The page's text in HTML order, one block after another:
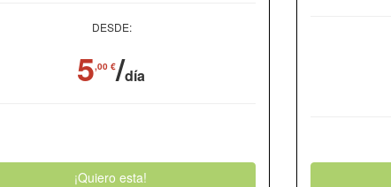
DESDE:
5,00 €/día
¡Quiero esta!